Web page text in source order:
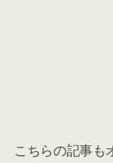
こちらの記事も